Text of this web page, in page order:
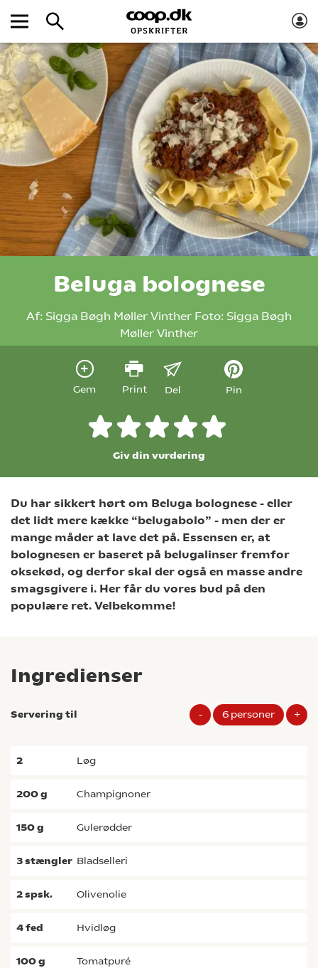
Beluga bolognese
Af: Sigga Bøgh Møller Vinther Foto: Sigga Bøgh
Møller Vinther
Gem Print Del Pin
Giv din vurdering
Du har sikkert hørt om Beluga bolognese - eller
det lidt mere kække “belugabolo” - men der er
mange måder at lave det på. Essensen er, at
bolognesen er baseret på belugalinser fremfor
oksekød, og derfor skal der også en masse andre
smagsgivere i. Her får du vores bud på den
populære ret. Velbekomme!
Ingredienser
Servering til - 6 personer +
2 løg
200g champignoner
150g gulerødder
3stængler bladselleri
2spsk. olivenolie
4fed hvidløg
100g tomatpuré